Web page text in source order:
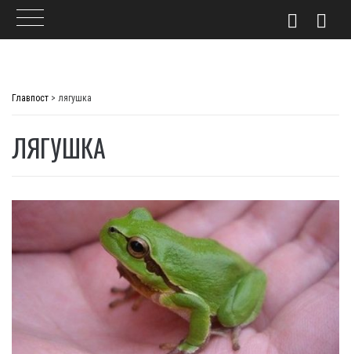
Главпост > лягушка
ЛЯГУШКА